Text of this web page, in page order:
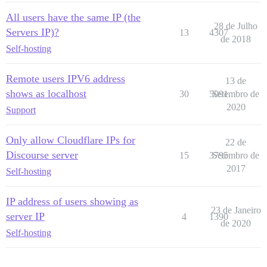
## veja https://meta.discourse.org/t/-/137387/23
  #DISCOURSE_MAXMIND_LICENSE_KEY: 1234567890123456
## O contêiner Docker é sem estado; todos os dados
volumes:
      host: /var/discourse/shared/standalone
      guest: /shared
  - volume:
host: /var/discourse/shared/standalone/log/
## Plugins vão aqui
## veja https://meta.discourse.org/t/19157 para
  after_code:
        cd: $home/plugins
        cmd:
- git clone https://github.com/discourse/
## Quaisquer comandos personalizados para executar
All users have the same IP (the
Servers IP)?
Self-hosting
13 4307
28 de Julho
de 2018
Remote users IPV6 address
shows as localhost
Support
30 5091
13 de
Setembro de
2020
Only allow Cloudflare IPs for
Discourse server
Self-hosting
15 3795
22 de
Setembro de
2017
IP address of users showing as
server IP
Self-hosting
4 1390
23 de Janeiro
de 2020